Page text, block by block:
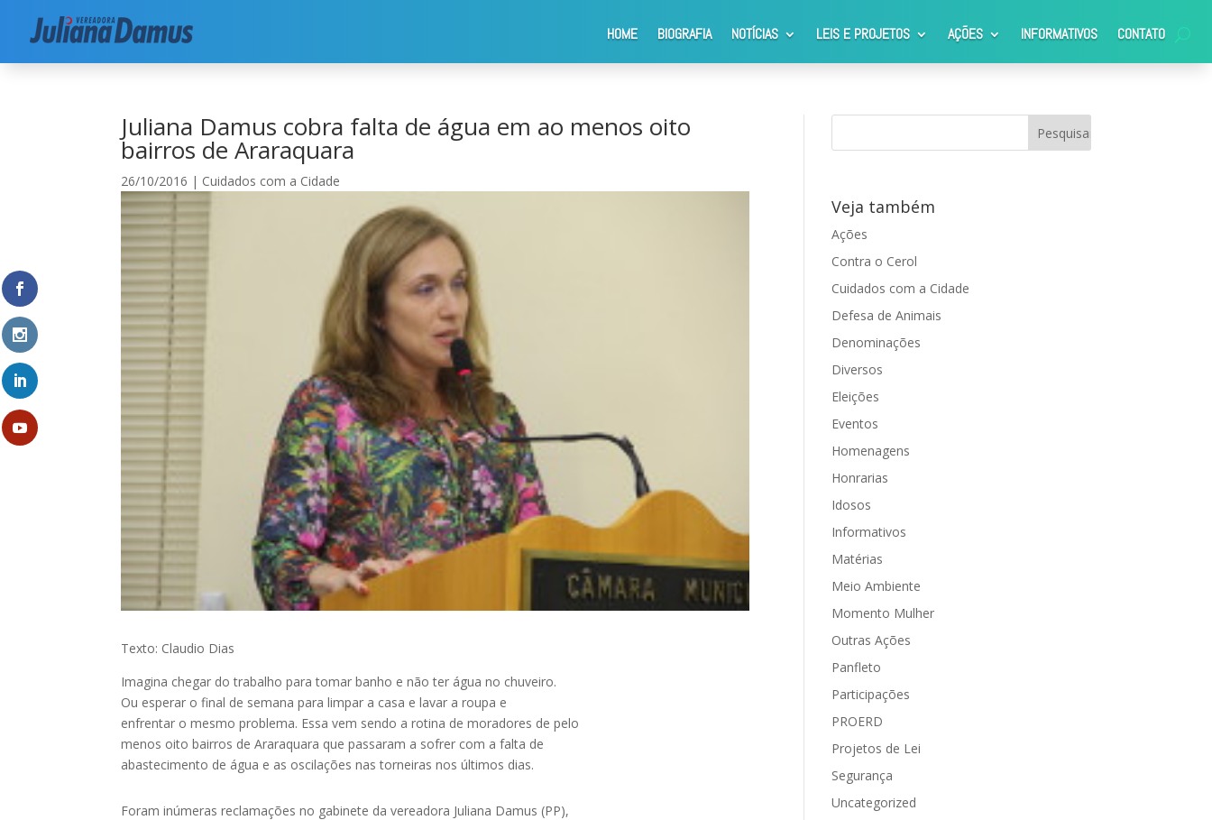
HOME BIOGRAFIA NOTÍCIAS LEIS E PROJETOS AÇÕES INFORMATIVOS CONTATO
Início|Cuidados com a Cidade Juliana Damus cobra falta de água em ao menos oito bairros de Araraquara
Juliana Damus cobra falta de água em ao menos oito
bairros de Araraquara
26/10/2016 | Cuidados com a Cidade
Texto: Claudio Dias
Imagina chegar do trabalho para tomar banho e não ter água no chuveiro.
Ou esperar o final de semana para limpar a casa e lavar a roupa e
enfrentar o mesmo problema. Essa vem sendo a rotina de moradores de pelo
menos oito bairros de Araraquara que passaram a sofrer com a falta de
abastecimento de água e as oscilações nas torneiras nos últimos dias.
Foram inúmeras reclamações no gabinete da vereadora Juliana Damus (PP),
Veja também
Ações
Contra o Cerol
Cuidados com a Cidade
Defesa de Animais
Denominações
Diversos
Eleições
Eventos
Homenagens
Honrarias
Idosos
Informativos
Matérias
Meio Ambiente
Momento Mulher
Outras Ações
Panfleto
Participações
PROERD
Projetos de Lei
Segurança
Uncategorized